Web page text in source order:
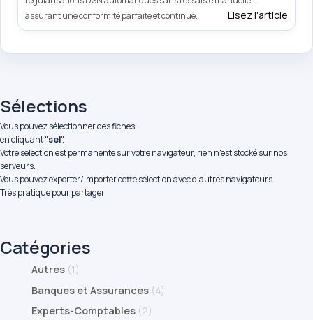
assurant une conformité parfaite et continue.
Lisez l'article
Sélections
Vous pouvez sélectionner des fiches,
en cliquant "sel".
Votre sélection est permanente sur votre navigateur, rien n'est stocké sur nos
serveurs.
Vous pouvez exporter/importer cette sélection avec d'autres navigateurs.
Très pratique pour partager.
Catégories
Autres (1)
Banques et Assurances (4)
Experts-Comptables (2)